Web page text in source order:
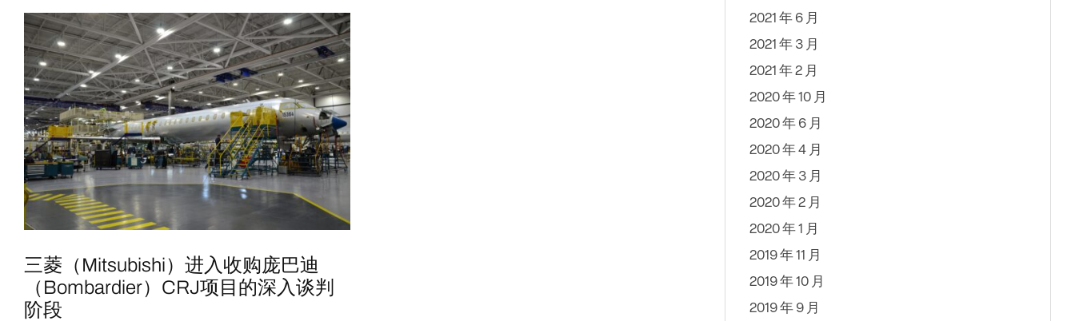
三菱（Mitsubishi）进入收购庞巴迪
（Bombardier）CRJ项目的深入谈判
阶段
2021 年 6 月
2021 年 3 月
2021 年 2 月
2020 年 10 月
2020 年 6 月
2020 年 4 月
2020 年 3 月
2020 年 2 月
2020 年 1 月
2019 年 11 月
2019 年 10 月
2019 年 9 月